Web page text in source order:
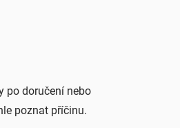
po doručení nebo
poznat příčinu.